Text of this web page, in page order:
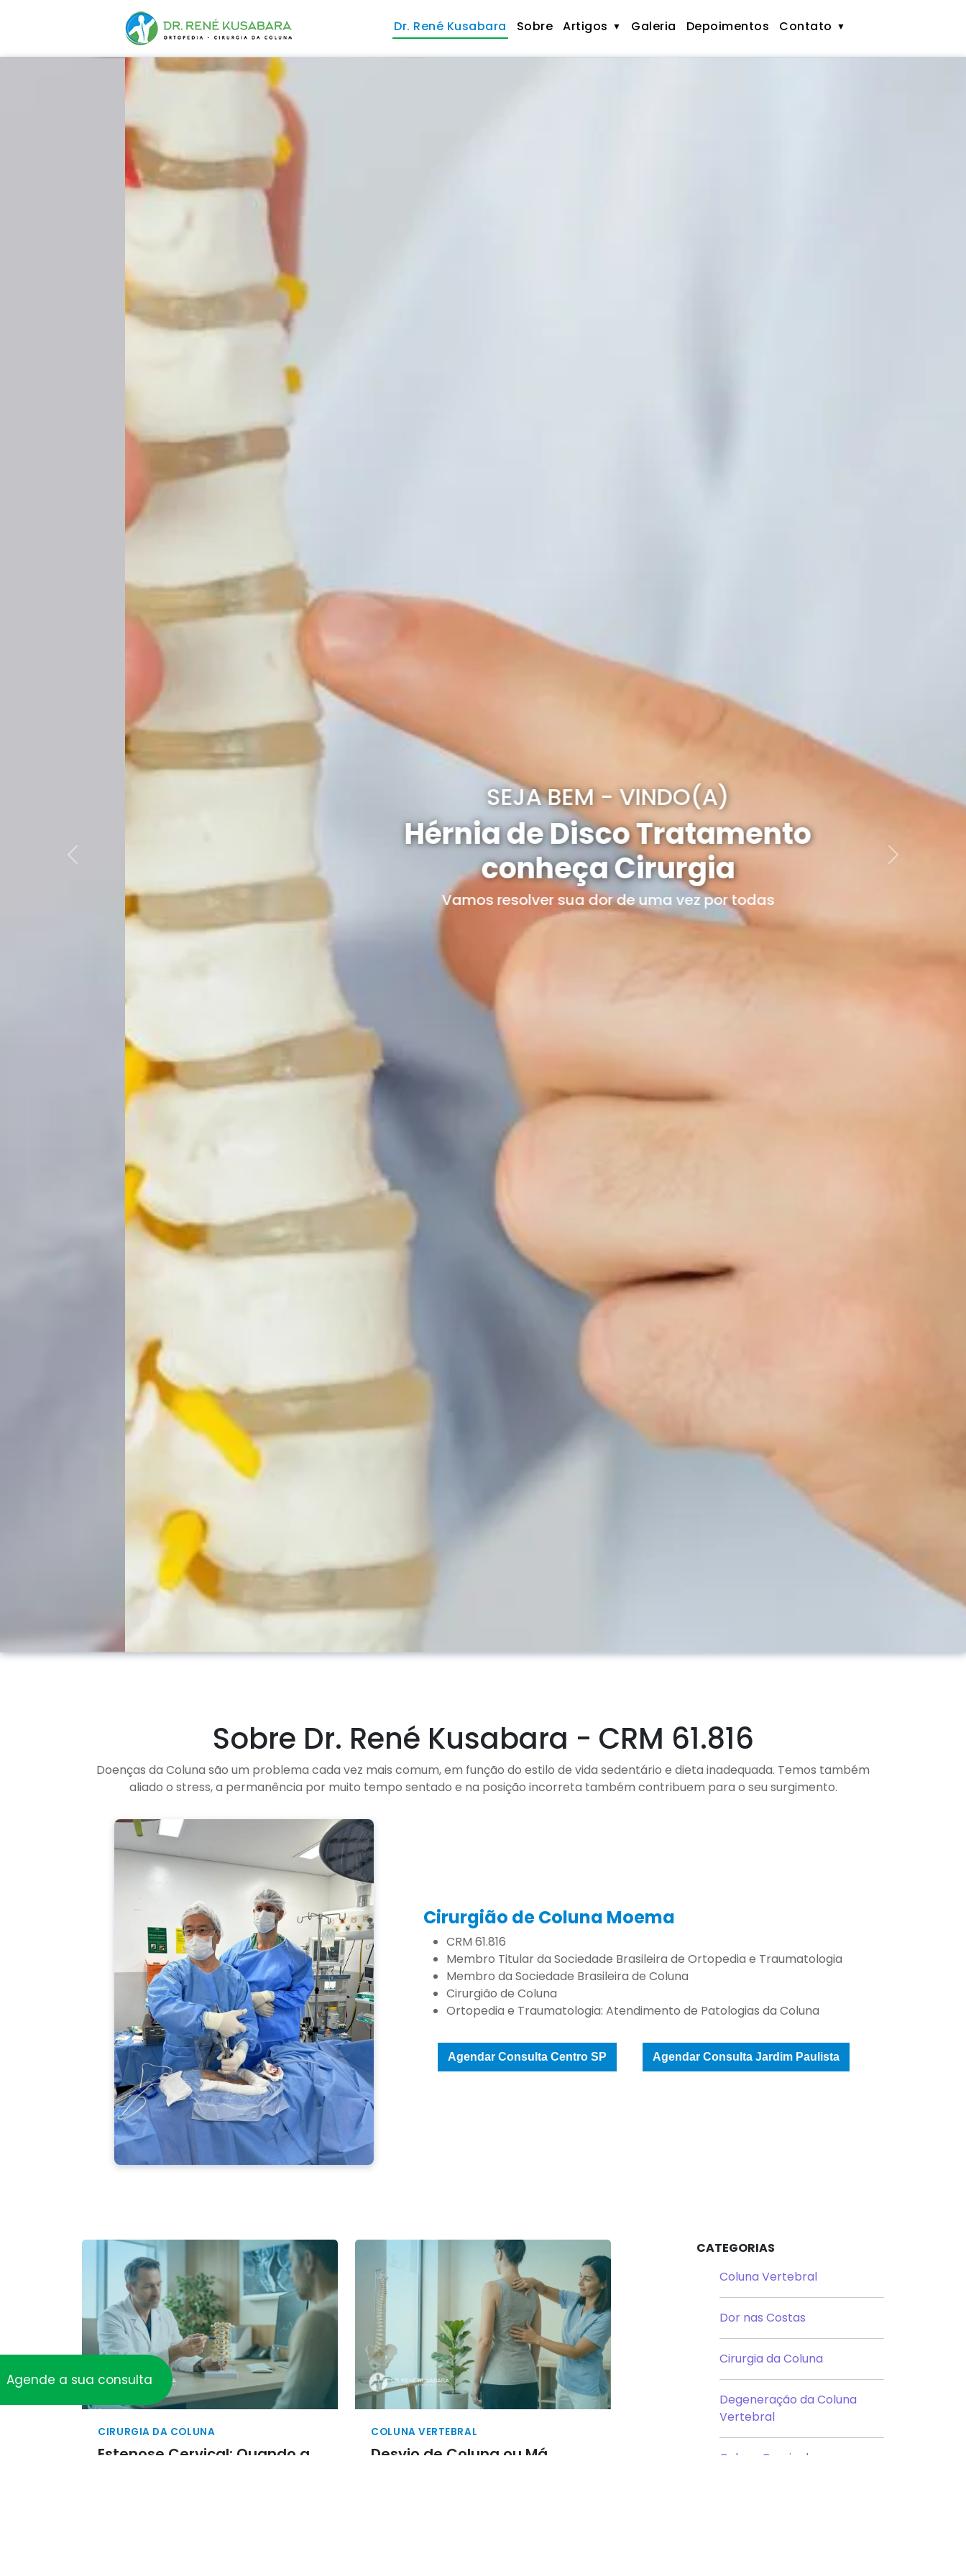
Dr. René Kusabara Sobre Artigos Galeria Depoimentos Contato
SEJA BEM - VINDO(A)
Hérnia de Disco Tratamento
conheça Cirurgia
Vamos resolver sua dor de uma vez por todas
Anterior Próximo
Agende a sua consulta
Sobre Dr. René Kusabara - CRM 61.816
Doenças da Coluna são um problema cada vez mais comum, em função do estilo de vida sedentário e dieta inadequada. Temos também
aliado o stress, a permanência por muito tempo sentado e na posição incorreta também contribuem para o seu surgimento.
Cirurgião de Coluna Moema
CRM 61.816
Membro Titular da Sociedade Brasileira de Ortopedia e Traumatologia
Membro da Sociedade Brasileira de Coluna
Cirurgião de Coluna
Ortopedia e Traumatologia: Atendimento de Patologias da Coluna
Agendar Consulta Centro SP Agendar Consulta Jardim Paulista
CIRURGIA DA COLUNA
Estenose Cervical: Quando a
COLUNA VERTEBRAL
Desvio de Coluna ou Má
CATEGORIAS
Coluna Vertebral
Dor nas Costas
Cirurgia da Coluna
Degeneração da Coluna
Vertebral
Coluna Cervical